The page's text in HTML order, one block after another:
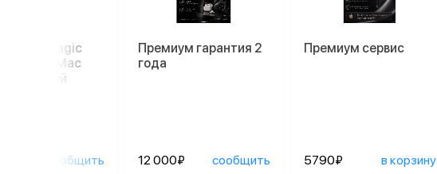
Magic
для Mac
белый
сообщить
Премиум гарантия 2
года
12 000₽ сообщить
Премиум сервис
5790₽ в корзину